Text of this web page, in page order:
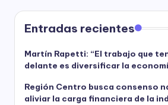
Entradas recientes
Martín Rapetti: “El trabajo que
delante es diversificar la
Región Centro busca consenso
aliviar la carga financiera de la